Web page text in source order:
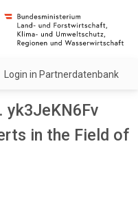
Login in Partnerdatenbank
yk3JeKN6Fv
in the Field of